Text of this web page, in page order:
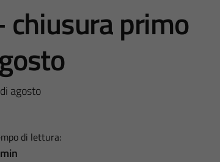
chiusura primo
agosto
di lettura: